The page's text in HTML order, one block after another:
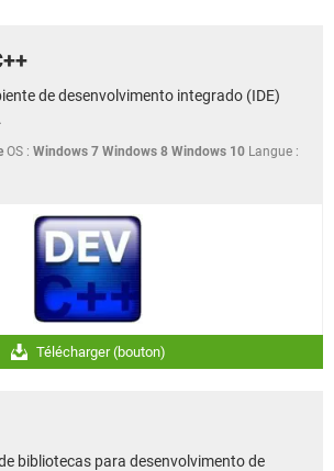
de desenvolvimento integrado (IDE)
OS : Windows 7 Windows 8 Windows 10 Langue :
Télécharger (bouton)
bibliotecas para desenvolvimento de